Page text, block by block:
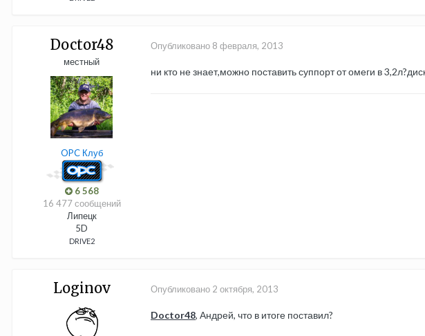
Doctor48
местный
OPC Клуб
6 568
16 477 сообщений
Липецк
5D
DRIVE2
Опубликовано 8 февраля, 2013
ни кто не знает,можно поставить суппорт от омеги в
Loginov Опубликовано 2 октября, 2013
Doctor48, Андрей, что в итоге поставил?